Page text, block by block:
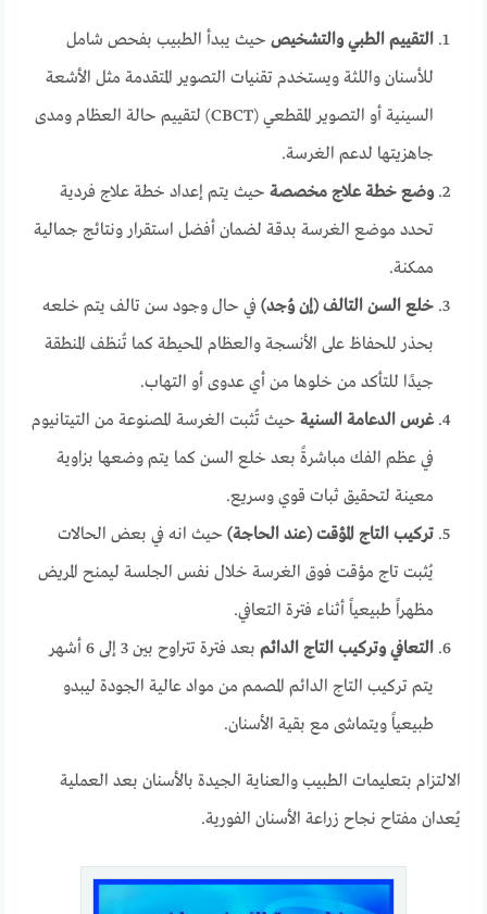
التقييم الطبي والتشخيص حيث يبدأ الطبيب بفحص شامل
للأسنان واللثة ويستخدم تقنيات التصوير المتقدمة مثل الأشعة
السينية أو التصوير المقطعي (CBCT) لتقييم حالة العظام ومدى
جاهزيتها لدعم الغرسة.
وضع خطة علاج مخصصة حيث يتم إعداد خطة علاج فردية
تحدد موضع الغرسة بدقة لضمان أفضل استقرار ونتائج جمالية
ممكنة.
خلع السن التالف (إن وُجد) في حال وجود سن تالف يتم خلعه
بحذر للحفاظ على الأنسجة والعظام المحيطة كما تُنظف المنطقة
جيدًا للتأكد من خلوها من أي عدوى أو التهاب.
غرس الدعامة السنية حيث تُثبت الغرسة المصنوعة من التيتانيوم
في عظم الفك مباشرةً بعد خلع السن كما يتم وضعها بزاوية
معينة لتحقيق ثبات قوي وسريع.
تركيب التاج المؤقت (عند الحاجة) حيث انه في بعض الحالات
يُثبت تاج مؤقت فوق الغرسة خلال نفس الجلسة ليمنح المريض
مظهراً طبيعياً أثناء فترة التعافي.
التعافي وتركيب التاج الدائم
بعد فترة تتراوح بين 3 إلى 6 أشهر
يتم تركيب التاج الدائم المصمم من مواد عالية الجودة ليبدو
طبيعياً ويتماشى مع بقية الأسنان.
الالتزام بتعليمات الطبيب والعناية الجيدة بالأسنان بعد العملية
يُعدان مفتاح نجاح زراعة الأسنان الفورية.